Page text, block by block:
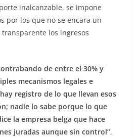
inalcanzable, se impone
por los que no se encara un
los ingresos
de entre el 30% y
mecanismos legales e
registro de lo que llevan esos
nadie lo sabe porque lo que
la empresa belga que hace
juradas aunque sin control”,